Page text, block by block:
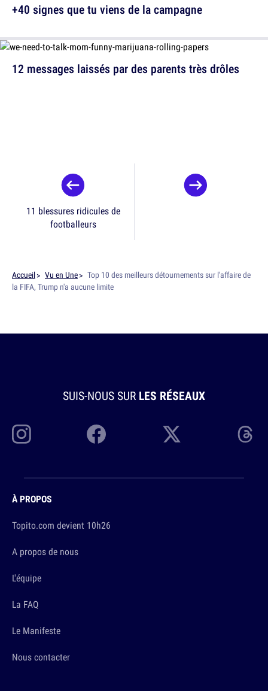
12 messages laissés par des parents très drôles
+40 signes que tu viens de la campagne
11 blessures ridicules de
footballeurs
Accueil Vu en Une
Top 10 des meilleurs détournements sur l'affaire de
la FIFA, Trump n'a aucune limite
SUIS-NOUS SUR LES RÉSEAUX
À PROPOS
Topito.com devient 10h26
A propos de nous
L'équipe
La FAQ
Le Manifeste
Nous contacter